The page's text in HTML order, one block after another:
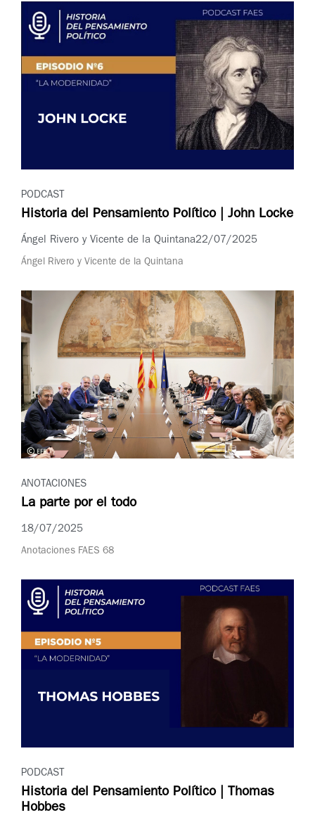
PODCAST
Historia del Pensamiento Político | John Locke
Ángel Rivero y Vicente de la Quintana22/07/2025
Ángel Rivero y Vicente de la Quintana
ANOTACIONES
La parte por el todo
18/07/2025
Anotaciones FAES 68
PODCAST
Historia del Pensamiento Político | Thomas
Hobbes